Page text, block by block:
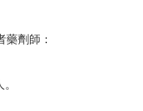
藥劑師：